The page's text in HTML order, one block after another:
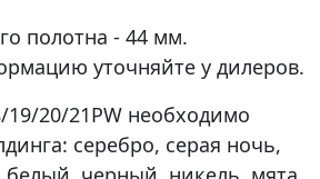
полотна - 44 мм.
уточняйте у дилеров.
19/20/21PW необходимо
серебро, серая ночь,